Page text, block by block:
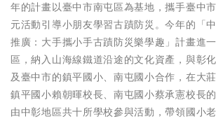
年的計畫以臺中市南屯區為基地，攜手臺中
元活動引導小朋友學習古蹟防災。今年的「
推廣：大手攜小手古蹟防災樂學趣」計畫進
區，納入山海線鐵道沿途的文化資產，與彰
及臺中市的鎮平國小、南屯國小合作，在大
鎮平國小賴朝暉校長、南屯國小蔡承憲校長
由中彰地區共十所學校參與活動，帶領國小